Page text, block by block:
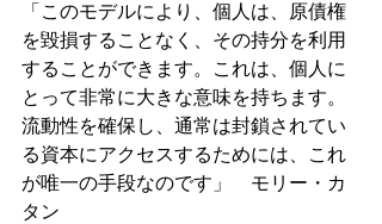
「このモデルにより、個人は、原債権
を毀損することなく、その持分を利用
することができます。これは、個人に
とって非常に大きな意味を持ちます。
流動性を確保し、通常は封鎖されてい
る資本にアクセスするためには、これ
が唯一の手段なのです」　モリー・カ
タン